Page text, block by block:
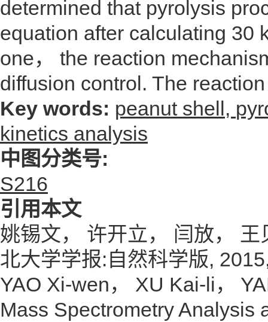
determined that pyrolysis
equation after calculating 30
one， the reaction
diffusion control. The
Key words: peanut shell,
kinetics analysis
中图分类号:
S216
引用本文
姚锡文， 许开立， 闫放，
北大学学报:自然科学版,
YAO Xi-wen， XU Kai-li，
Mass Spectrometry Analysis